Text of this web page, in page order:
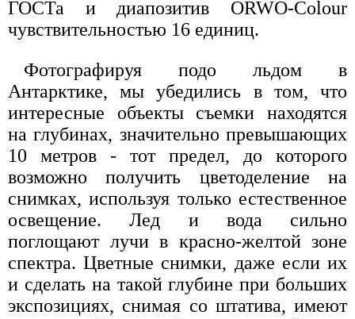
ГОСТа и диапозитив ORWO-Colour
чувствительностью 16 единиц.
Фотографируя подо льдом в
Антарктике, мы убедились в том, что
интересные объекты съемки находятся
на глубинах, значительно превышающих
10 метров - тот предел, до которого
возможно получить цветоделение на
снимках, используя только естественное
освещение. Лед и вода сильно
поглощают лучи в красно-желтой зоне
спектра. Цветные снимки, даже если их
и сделать на такой глубине при больших
экспозициях, снимая со штатива, имеют